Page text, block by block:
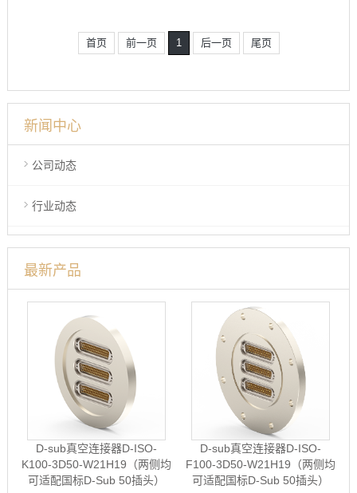
首页 前一页 1 后一页 尾页
新闻中心
公司动态
行业动态
最新产品
D-sub真空连接器D-ISO-
K100-3D50-W21H19（两侧均
可适配国标D-Sub 50插头）
D-sub真空连接器D-ISO-
F100-3D50-W21H19（两侧均
可适配国标D-Sub 50插头）